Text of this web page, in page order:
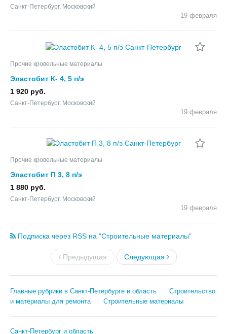
Санкт-Петербург, Московский
19 февраля
Прочие кровельные материалы
Эластобит К- 4, 5 п/э
1 920 руб.
Санкт-Петербург, Московский
19 февраля
Прочие кровельные материалы
Эластобит П 3, 8 п/э
1 880 руб.
Санкт-Петербург, Московский
19 февраля
Подписка через RSS на "Строительные материалы"
Предыдущая Следующая
Главные рубрики в Санкт-Петербурге и область
Строительство
и материалы для ремонта
Строительные материалы
Санкт-Петербург и область